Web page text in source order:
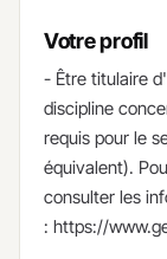
Votre profil
- ​Être titulaire
discipline
requis pour le
équivalent).
consulter les
: https://